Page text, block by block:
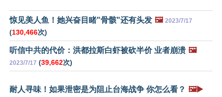
惊见美人鱼！她兴奋目睹"骨骸"还有头发 🖼️ 2023/7/17
(130,466次)
听信中共的代价：洪都拉斯白虾被砍半价 业者崩溃 🖼️
2023/7/17 (39,662次)
耐人寻味！如果泄密是为阻止台海战争 你怎么看？ 🖼️▶️